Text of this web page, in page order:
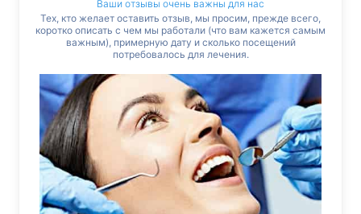
Ваши отзывы очень важны для нас
Тех, кто желает оставить отзыв, мы просим, прежде всего,
коротко описать с чем мы работали (что вам кажется самым
важным), примерную дату и сколько посещений
потребовалось для лечения.